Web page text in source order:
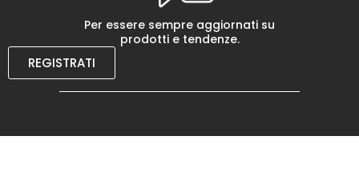
Per essere sempre aggiornati su
prodotti e tendenze.
REGISTRATI